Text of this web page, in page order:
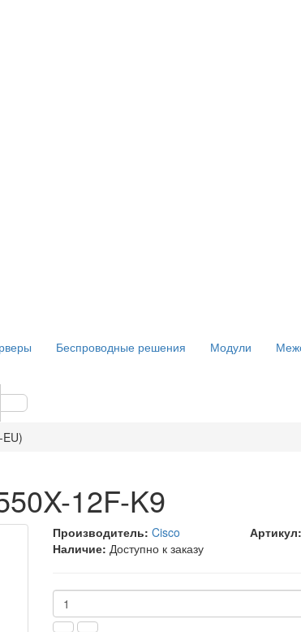
Беспроводные решения Модули
12F-K9
Производитель: Cisco
Наличие: Доступно к заказу